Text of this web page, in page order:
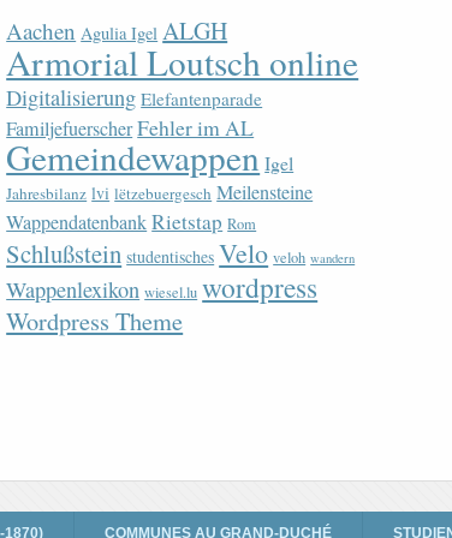
Aachen Agulia Igel ALGH
Armorial Loutsch online
Digitalisierung Elefantenparade
FamiljefuerscherFehler im AL
Gemeindewappen Igel
Jahresbilanz lvi lëtzebuergesch Meilensteine
WappendatenbankRietstap Rom
Schlußstein studentisches Velo veloh wandern
Wappenlexikon wiesel.lu wordpress
Wordpress Theme
1870) COMMUNES AU GRAND-DUCHÉ